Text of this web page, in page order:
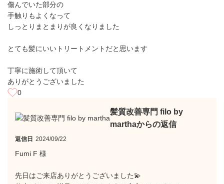
傷んでいた部分の
手触りもよくなって
しっとりまとまりが良くなりました
とても髪にいいトリートメントだと思います
丁寧に施術して頂いて
ありがとうございました
0
髪質改善専門 filo by
marthaからの返信
返信日 2024/09/22
Fumi F 様
先日はご来店ありがとうございました💫